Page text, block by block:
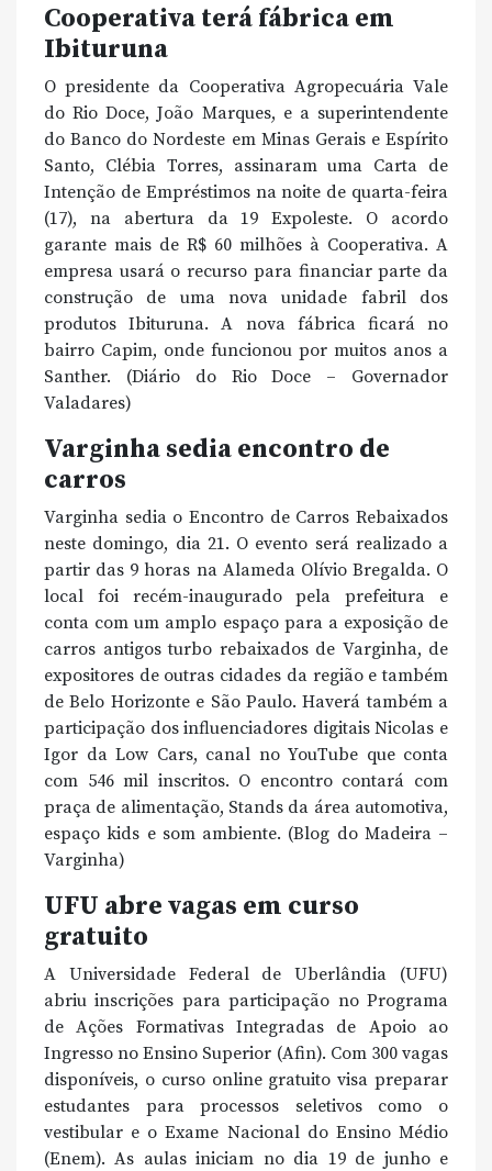
Cooperativa terá fábrica em
Ibituruna
O presidente da Cooperativa Agropecuária Vale
do Rio Doce, João Marques, e a superintendente
do Banco do Nordeste em Minas Gerais e Espírito
Santo, Clébia Torres, assinaram uma Carta de
Intenção de Empréstimos na noite de quarta-feira
(17), na abertura da 19 Expoleste. O acordo
garante mais de R$ 60 milhões à Cooperativa. A
empresa usará o recurso para financiar parte da
construção de uma nova unidade fabril dos
produtos Ibituruna. A nova fábrica ficará no
bairro Capim, onde funcionou por muitos anos a
Santher. (Diário do Rio Doce – Governador
Valadares)
Varginha sedia encontro de
carros
Varginha sedia o Encontro de Carros Rebaixados
neste domingo, dia 21. O evento será realizado a
partir das 9 horas na Alameda Olívio Bregalda. O
local foi recém-inaugurado pela prefeitura e
conta com um amplo espaço para a exposição de
carros antigos turbo rebaixados de Varginha, de
expositores de outras cidades da região e também
de Belo Horizonte e São Paulo. Haverá também a
participação dos influenciadores digitais Nicolas e
Igor da Low Cars, canal no YouTube que conta
com 546 mil inscritos. O encontro contará com
praça de alimentação, Stands da área automotiva,
espaço kids e som ambiente. (Blog do Madeira –
Varginha)
UFU abre vagas em curso
gratuito
A Universidade Federal de Uberlândia (UFU)
abriu inscrições para participação no Programa
de Ações Formativas Integradas de Apoio ao
Ingresso no Ensino Superior (Afin). Com 300 vagas
disponíveis, o curso online gratuito visa preparar
estudantes para processos seletivos como o
vestibular e o Exame Nacional do Ensino Médio
(Enem). As aulas iniciam no dia 19 de junho e